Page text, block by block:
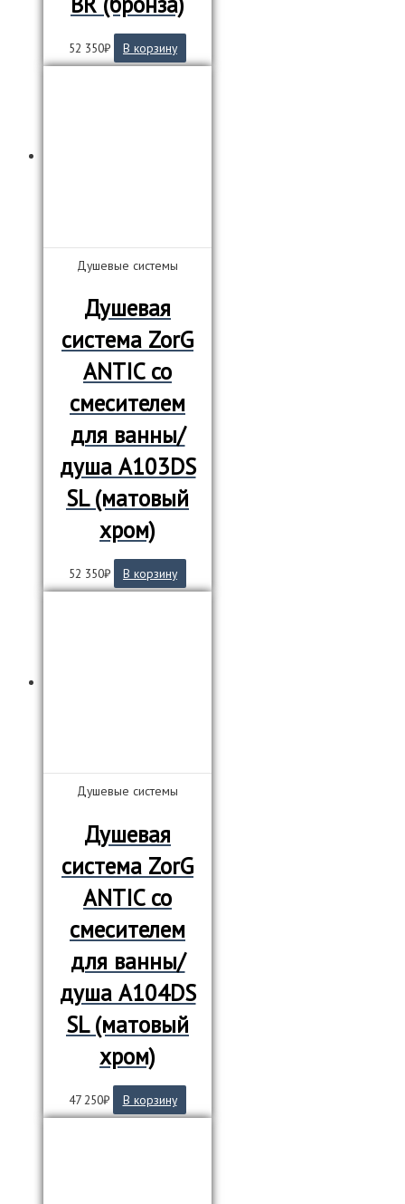
52 350₽ В корзину
Душевые системы
Душевая
система ZorG
ANTIC со
смесителем
для ванны/
душа А103DS
SL (матовый
хром)
52 350₽ В корзину
Душевые системы
Душевая
система ZorG
ANTIC со
смесителем
для ванны/
душа А104DS
SL (матовый
хром)
47 250₽ В корзину